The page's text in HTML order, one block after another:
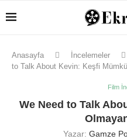
Anasayfa İncelemeler
to Talk About Kevin: Keşfi
Film
We Need to Talk
Yazar: Gamze